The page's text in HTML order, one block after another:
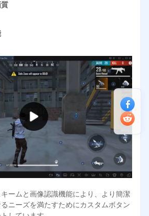
ームと画像認識機能により、より簡潔
ニーズを満たすためにカスタムボタン